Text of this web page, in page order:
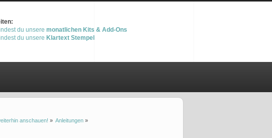
du unsere monatlichen Kits & Add-Ons
du unsere Klartext Stempel
anschauen! » Anleitungen»